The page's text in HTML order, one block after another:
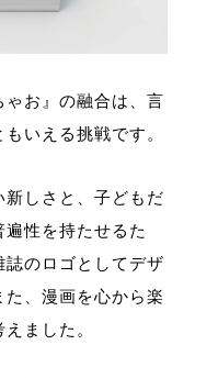
ゃお』の融合は、言
いえる挑戦です。
しさと、子どもだ
性を持たせるた
のロゴとしてデザ
、漫画を心から楽
ました。